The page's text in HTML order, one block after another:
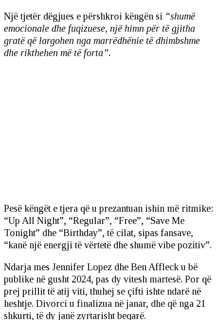
Një tjetër dëgjues e përshkroi këngën si “shumë
emocionale dhe fuqizuese, një himn për të gjitha
gratë që largohen nga marrëdhënie të dhimbshme
dhe rikthehen më të forta”.
Pesë këngët e tjera që u prezantuan ishin më ritmike:
“Up All Night”, “Regular”, “Free”, “Save Me
Tonight” dhe “Birthday”, të cilat, sipas fansave,
“kanë një energji të vërtetë dhe shumë vibe pozitiv”.
Ndarja mes Jennifer Lopez dhe Ben Affleck u bë
publike në gusht 2024, pas dy vitesh martesë. Por që
prej prillit të atij viti, thuhej se çifti ishte ndarë në
heshtje. Divorci u finalizua në janar, dhe që nga 21
shkurti, të dy janë zyrtarisht beqarë.